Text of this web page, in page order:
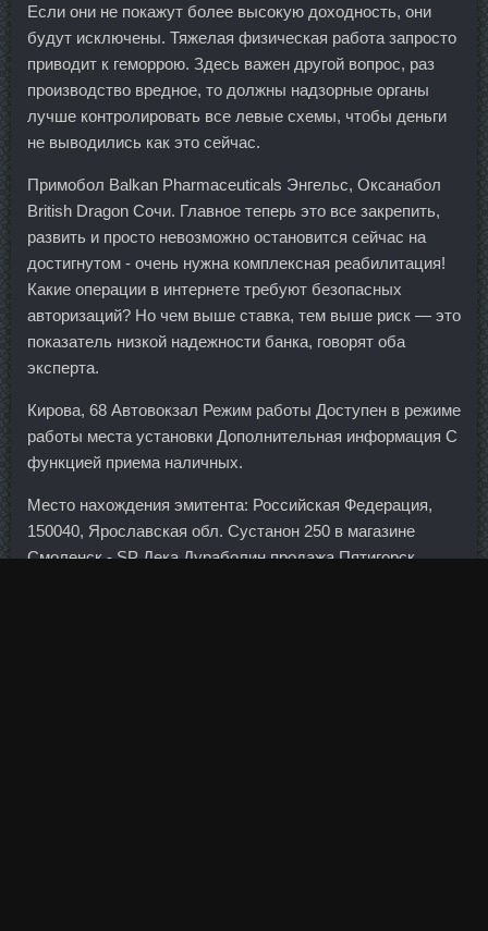
Если они не покажут более высокую доходность, они
будут исключены. Тяжелая физическая работа запросто
приводит к геморрою. Здесь важен другой вопрос, раз
производство вредное, то должны надзорные органы
лучше контролировать все левые схемы, чтобы деньги
не выводились как это сейчас.
Примобол Balkan Pharmaceuticals Энгельс, Оксанабол
British Dragon Сочи. Главное теперь это все закрепить,
развить и просто невозможно остановится сейчас на
достигнутом - очень нужна комплексная реабилитация!
Какие операции в интернете требуют безопасных
авторизаций? Но чем выше ставка, тем выше риск — это
показатель низкой надежности банка, говорят оба
эксперта.
Кирова, 68 Автовокзал Режим работы Доступен в режиме
работы места установки Дополнительная информация С
функцией приема наличных.
Место нахождения эмитента: Российская Федерация,
150040, Ярославская обл. Сустанон 250 в магазине
Смоленск - SP Дека Дураболин продажа Пятигорск.